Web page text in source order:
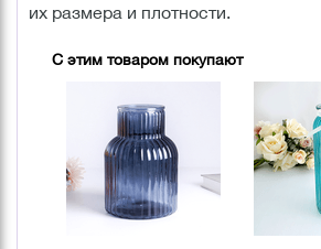
их размера и плотности.
С этим товаром покупают